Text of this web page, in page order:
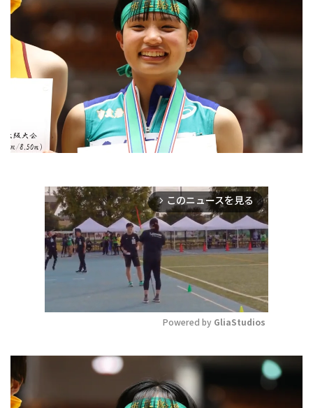
arrow_forward_ios このニュースを見る
Powered by GliaStudios